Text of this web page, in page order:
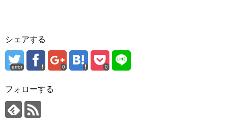
シェアする
error 0 0
フォローする